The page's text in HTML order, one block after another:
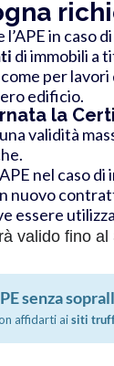
in caso
di immobili a
per lavori
edificio.
la
una validità
nel caso
nuovo
essere
valido fino al
senza
affidarti aisiti